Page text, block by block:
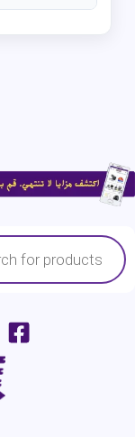
Products
search